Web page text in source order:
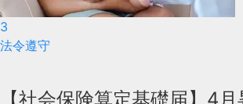
3
法令遵守
【社会保険算定基礎届】4